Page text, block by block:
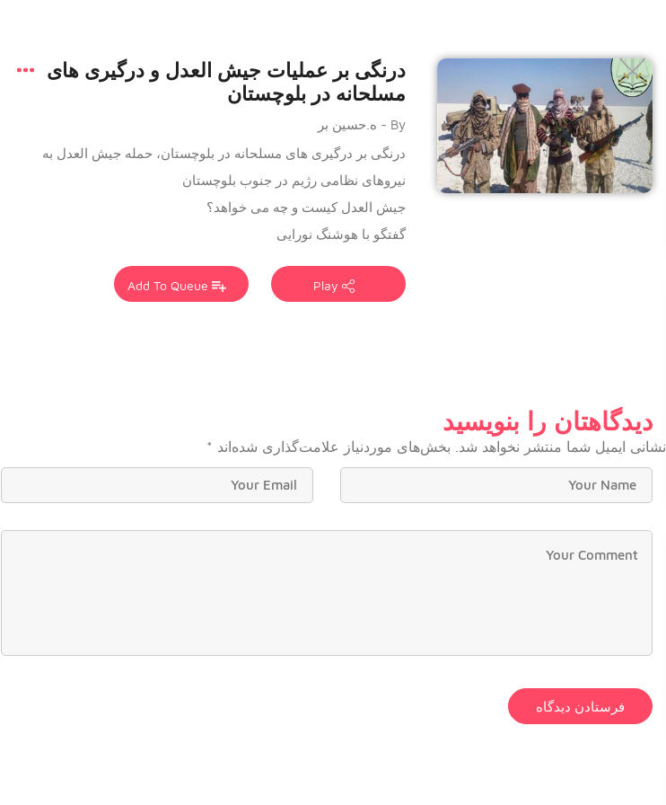
درنگی بر عملیات جیش العدل و درگیری های
مسلحانه در بلوچستان
By - ه.حسین بر
درنگی بر درگیری های مسلحانه در بلوچستان، حمله جیش العدل به
نیروهای نظامی رژیم در جنوب بلوچستان
جیش العدل کیست و چه می خواهد؟
گفتگو با هوشنگ نورایی
Play
Add To Queue
دیدگاهتان را بنویسید
نشانی ایمیل شما منتشر نخواهد شد. بخش‌های موردنیاز علامت‌گذاری شده‌اند *